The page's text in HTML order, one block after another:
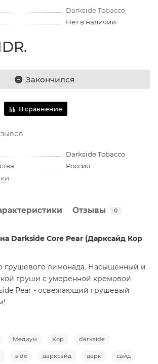
Darkside Tobacco
Нет в наличии
Закончился
В сравнение
Darkside Tobacco
Россия
Отзывы 0
Darkside Core Pear (Дарксайд Кор
грушевого лимонада. Насыщенный и
груши с умеренной кремовой
Pear - освежающий грушевый
Медиум Кор darkside
side дарксайд дарк сайд